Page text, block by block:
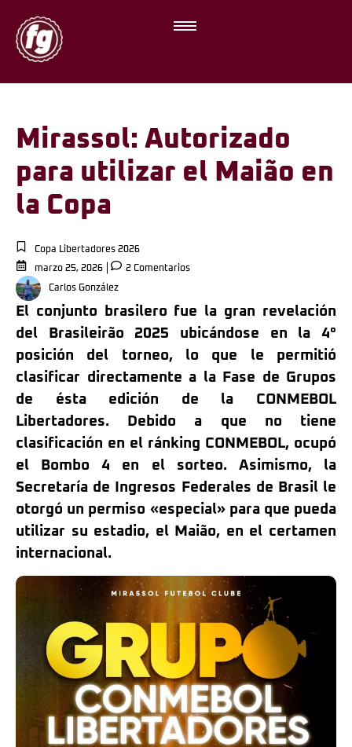
Mirassol: Autorizado
para utilizar el Maião en
la Copa
Copa Libertadores 2026
marzo 25, 2026
2 Comentarios
Carlos González
El conjunto brasilero fue la gran revelación
del Brasileirão 2025 ubicándose en la 4°
posición del torneo, lo que le permitió
clasificar directamente a la Fase de Grupos
de ésta edición de la CONMEBOL
Libertadores. Debido a que no tiene
clasificación en el ránking CONMEBOL, ocupó
el Bombo 4 en el sorteo. Asimismo, la
Secretaría de Ingresos Federales de Brasil le
otorgó un permiso «especial» para que pueda
utilizar su estadio, el Maião, en el certamen
internacional.